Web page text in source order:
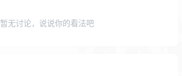
暂无讨论，说说你的看法吧